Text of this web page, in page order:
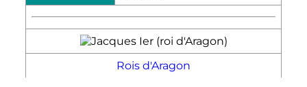
Rois d'Aragon